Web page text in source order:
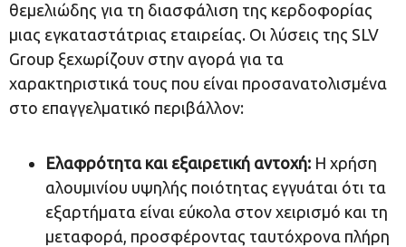
θεμελιώδης για τη διασφάλιση της κερδοφορίας
μιας εγκαταστάτριας εταιρείας. Οι λύσεις της SLV
Group ξεχωρίζουν στην αγορά για τα
χαρακτηριστικά τους που είναι προσανατολισμένα
στο επαγγελματικό περιβάλλον:
Ελαφρότητα και εξαιρετική αντοχή: Η χρήση
αλουμινίου υψηλής ποιότητας εγγυάται ότι τα
εξαρτήματα είναι εύκολα στον χειρισμό και τη
μεταφορά, προσφέροντας ταυτόχρονα πλήρη